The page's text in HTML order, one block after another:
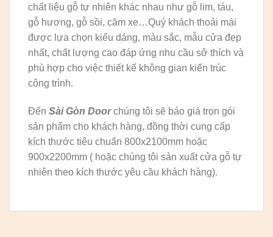
chất liệu gỗ tự nhiên khác nhau như gỗ lim, táu,
gỗ hương, gỗ sồi, căm xe…Quý khách thoải mái
được lựa chọn kiểu dáng, màu sắc, mẫu cửa đẹp
nhất, chất lượng cao đáp ứng nhu cầu sở thích và
phù hợp cho việc thiết kế không gian kiến trúc
công trình.
Đến Sài Gòn Doorchúng tôi sẽ báo giá trọn gói
sản phẩm cho khách hàng, đồng thời cung cấp
kích thước tiêu chuẩn 800x2100mm hoặc
900x2200mm ( hoặc chúng tôi sản xuất cửa gỗ tự
nhiên theo kích thước yêu cầu khách hàng).